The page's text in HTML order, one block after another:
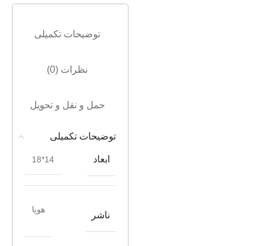
توضیحات تکمیلی
نظرات (0)
حمل و نقل و تحویل
توضیحات تکمیلی
ابعاد 14*18
ناشر
هوپا